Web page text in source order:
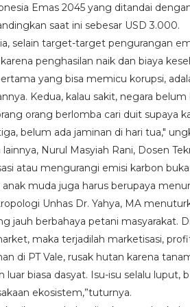
Emas 2045 yang ditandai
saat ini sebesar USD 3.000.
selain target-target pengurangan
penghasilan naik dan biaya
yang bisa memicu korupsi,
Kedua, kalau sakit, negara
orang berlomba cari duit supaya
belum ada jaminan di hari tua,"
lainnya, Nurul Masyiah Rani, Dosen
atau mengurangi emisi karbon
anak muda juga harus berupaya
Unhas Dr. Yahya, MA
jauh berbahaya petani masyarakat.
maka terjadilah marketisasi,
di PT Vale, rusak hutan karena
luar biasa dasyat. Isu-isu selalu
ekosistem,”tuturnya.